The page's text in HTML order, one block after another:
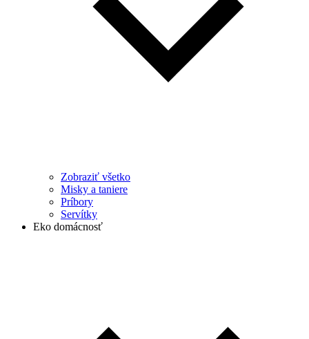
Zobraziť všetko
Misky a taniere
Príbory
Servítky
Eko domácnosť